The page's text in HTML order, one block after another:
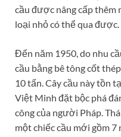
cầu được nâng cấp thêm
loại nhỏ có thể qua được.
Đến năm 1950, do nhu
cầu bằng bê tông cốt
10 tấn. Cây cầu này tồn
Việt Minh đặt bộc phá
công của người Pháp.
một chiếc cầu mới gồm 7